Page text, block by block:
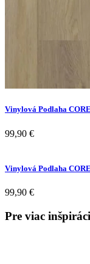
Vinylová Podlaha
99,90 €
Vinylová Podlaha
99,90 €
Pre viac